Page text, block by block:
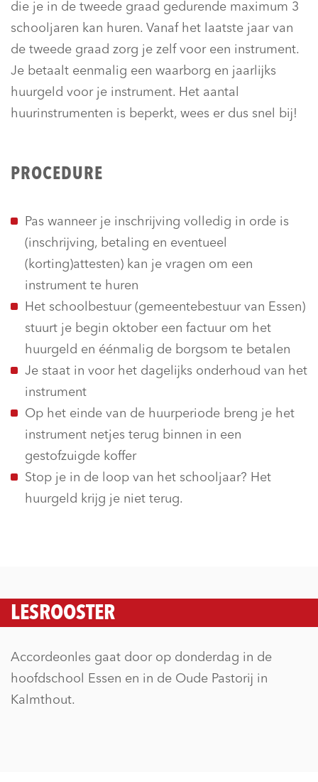
die je in de tweede graad gedurende maximum 3
schooljaren kan huren. Vanaf het laatste jaar van
de tweede graad zorg je zelf voor een instrument.
Je betaalt eenmalig een waarborg en jaarlijks
huurgeld voor je instrument. Het aantal
huurinstrumenten is beperkt, wees er dus snel bij!
PROCEDURE
Pas wanneer je inschrijving volledig in orde is
(inschrijving, betaling en eventueel
(korting)attesten) kan je vragen om een
instrument te huren
Het schoolbestuur (gemeentebestuur van Essen)
stuurt je begin oktober een factuur om het
huurgeld en éénmalig de borgsom te betalen
Je staat in voor het dagelijks onderhoud van het
instrument
Op het einde van de huurperiode breng je het
instrument netjes terug binnen in een
gestofzuigde koffer
Stop je in de loop van het schooljaar? Het
huurgeld krijg je niet terug.
LESROOSTER
Accordeonles gaat door op donderdag in de
hoofdschool Essen en in de Oude Pastorij in
Kalmthout.